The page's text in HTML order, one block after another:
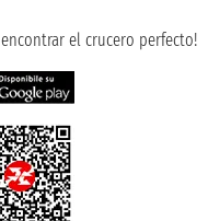
el crucero perfecto!